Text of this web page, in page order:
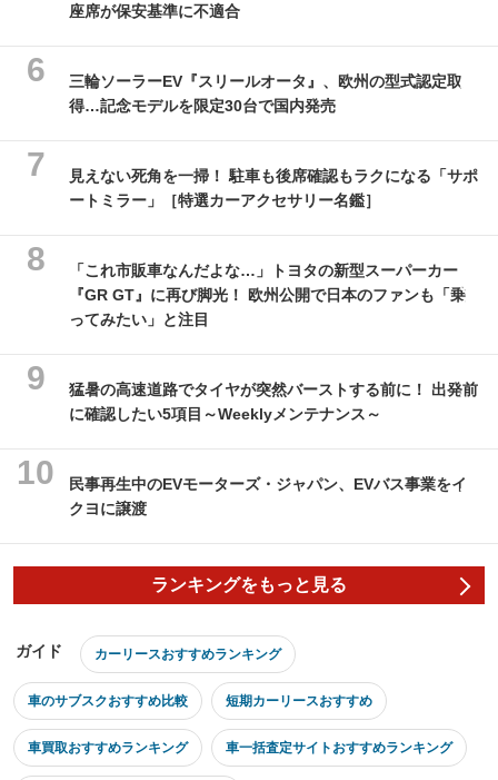
座席が保安基準に不適合
三輪ソーラーEV『スリールオータ』、欧州の型式認定取
得…記念モデルを限定30台で国内発売
見えない死角を一掃！ 駐車も後席確認もラクになる「サポ
ートミラー」［特選カーアクセサリー名鑑］
「これ市販車なんだよな…」トヨタの新型スーパーカー
『GR GT』に再び脚光！ 欧州公開で日本のファンも「乗
ってみたい」と注目
猛暑の高速道路でタイヤが突然バーストする前に！ 出発前
に確認したい5項目～Weeklyメンテナンス～
民事再生中のEVモーターズ・ジャパン、EVバス事業をイ
クヨに譲渡
ランキングをもっと見る
ガイド カーリースおすすめランキング
車のサブスクおすすめ比較 短期カーリースおすすめ
車買取おすすめランキング 車一括査定サイトおすすめランキング